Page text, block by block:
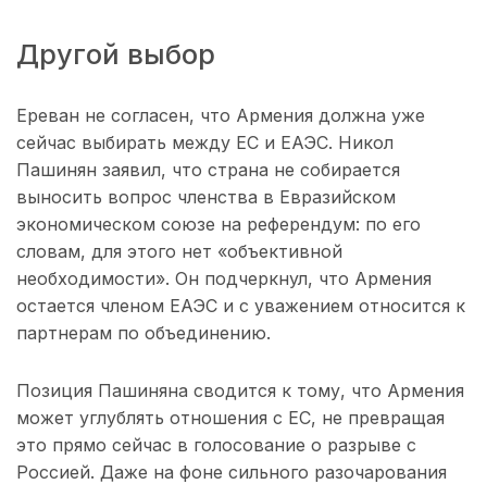
Другой выбор
Ереван не согласен, что Армения должна уже
сейчас выбирать между ЕС и ЕАЭС. Никол
Пашинян заявил, что страна не собирается
выносить вопрос членства в Евразийском
экономическом союзе на референдум: по его
словам, для этого нет «объективной
необходимости». Он подчеркнул, что Армения
остается членом ЕАЭС и с уважением относится к
партнерам по объединению.
Позиция Пашиняна сводится к тому, что Армения
может углублять отношения с ЕС, не превращая
это прямо сейчас в голосование о разрыве с
Россией. Даже на фоне сильного разочарования